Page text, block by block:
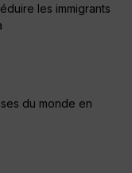
les immigrants
du monde en